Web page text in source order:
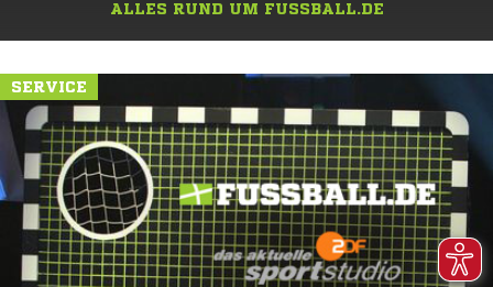
ALLES RUND UM FUSSBALL.DE
SERVICE